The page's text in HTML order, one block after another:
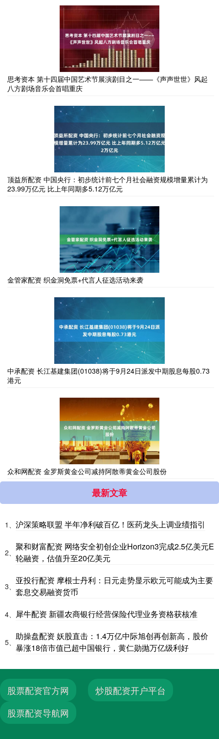
思考资本 第十四届中国艺术节展演剧目之一——《声声世世》风起
八方剧场音乐会首唱重庆
顶益所配资 中国央行：初步统计前七个月社会融资规模增量累计为
23.99万亿元 比上年同期多5.12万亿元
金管家配资 织金洞免票+代言人征选活动来袭
中承配资 长江基建集团(01038)将于9月24日派发中期股息每股0.73
港元
众和网配资 金罗斯黄金公司减持阿散蒂黄金公司股份
最新文章
1、 沪深策略联盟 半年净利破百亿！医药龙头上调业绩指引
2、
聚和财富配资 网络安全初创企业Horizon3完成2.5亿美元E
轮融资，估值升至20亿美元
3、
亚投行配资 摩根士丹利：日元走势显示欧元可能成为主要
套息交易融资货币
4、 犀牛配资 新疆农商银行经营保险代理业务资格获核准
5、
助操盘配资 妖股直击：1.4万亿中际旭创再创新高，股价
暴涨18倍市值已超中国银行，黄仁勋抛万亿级利好
股票配资官方网
炒股配资开户平台
股票配资导航网